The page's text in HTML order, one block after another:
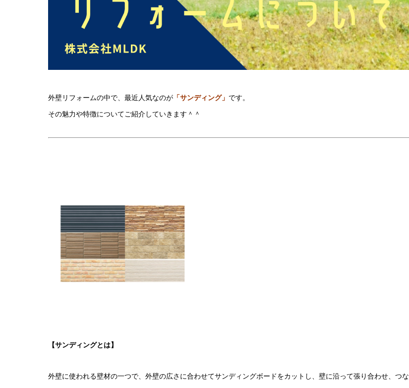
外壁リフォームの中で、最近人気なのが 「サンディング」 です。
その魅力や特徴についてご紹介していきます＾＾
【サンディングとは】
外壁に使われる壁材の一つで、外壁の広さに合わせてサンディングボードをカットし、壁に沿って張り合わせ、つな